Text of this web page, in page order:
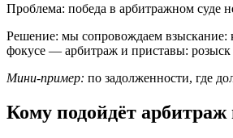
Проблема: победа в арбитражном суде
Решение: мы сопровождаем взыскание:
фокусе — арбитраж и приставы:
Мини-пример: по задолженности, где
Кому подойдёт